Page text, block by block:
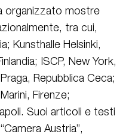
organizzato mostre
tra cui,
Kunsthalle Helsinki,
ISCP, New York,
Repubblica Ceca;
Firenze;
Suoi articoli e testi
Austria”,